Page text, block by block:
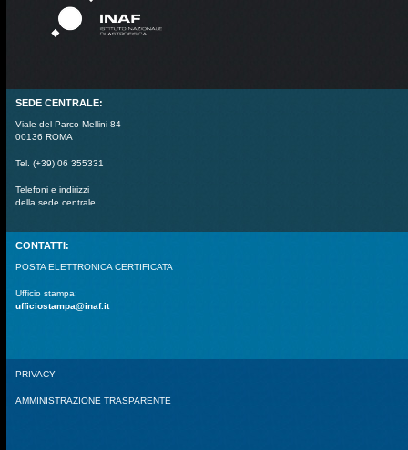
SEDE CENTRALE:
Viale del Parco Mellini 84
00136 ROMA
Tel. (+39) 06 355331
Telefoni e indirizzi
della sede centrale
CONTATTI:
POSTA ELETTRONICA CERTIFICATA
Ufficio stampa:
ufficiostampa@inaf.it
PRIVACY
AMMINISTRAZIONE TRASPARENTE